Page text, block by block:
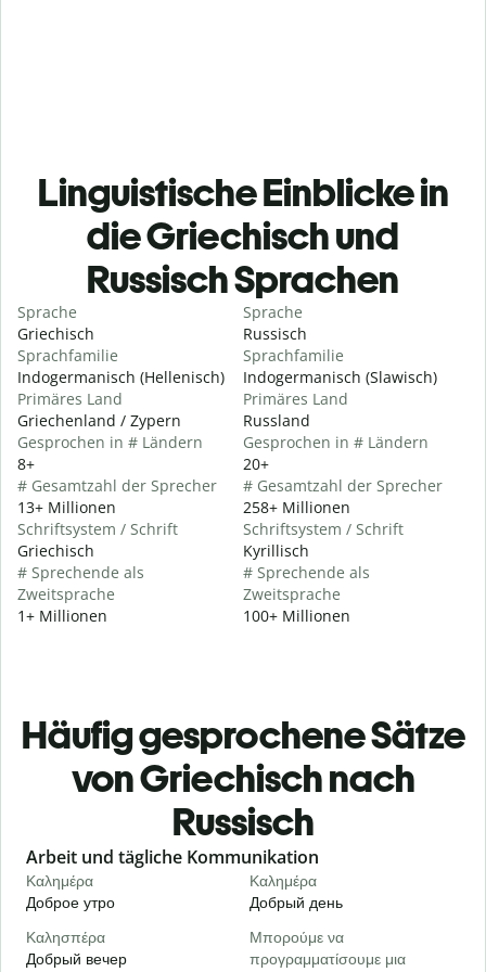
Linguistische Einblicke in
die Griechisch und
Russisch Sprachen
Sprache
Griechisch
Sprachfamilie
Indogermanisch (Hellenisch)
Primäres Land
Griechenland / Zypern
Gesprochen in # Ländern
8+
# Gesamtzahl der Sprecher
13+ Millionen
Schriftsystem / Schrift
Griechisch
# Sprechende als
Zweitsprache
1+ Millionen
Sprache
Russisch
Sprachfamilie
Indogermanisch (Slawisch)
Primäres Land
Russland
Gesprochen in # Ländern
20+
# Gesamtzahl der Sprecher
258+ Millionen
Schriftsystem / Schrift
Kyrillisch
# Sprechende als
Zweitsprache
100+ Millionen
Häufig gesprochene Sätze
von Griechisch nach
Russisch
Slide 1 of 6
Arbeit und tägliche Kommunikation
Καλημέρα
Доброе утро
Καλημέρα
Добрый день
Καλησπέρα
Добрый вечер
Μπορούμε να
προγραμματίσουμε μια